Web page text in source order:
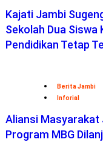
Kajati Jambi
Sekolah Dua Siswa
Pendidikan Tetap
Berita Jambi
Inforial
Aliansi Masyarakat
Program MBG